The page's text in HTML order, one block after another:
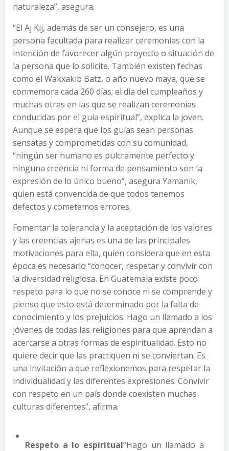
naturaleza”, asegura.
“El Aj Kij, además de ser un consejero, es una
persona facultada para realizar ceremonias con la
intención de favorecer algún proyecto o situación de
la persona que lo solicite. También existen fechas
como el Wakxakib Batz, o año nuevo maya, que se
conmemora cada 260 días; el día del cumpleaños y
muchas otras en las que se realizan ceremonias
conducidas por el guía espiritual”, explica la joven.
Aunque se espera que los guías sean personas
sensatas y comprometidas con su comunidad,
“ningún ser humano es pulcramente perfecto y
ninguna creencia ni forma de pensamiento son la
expresión de lo único bueno”, asegura Yamanik,
quien está convencida de que todos tenemos
defectos y cometemos errores.
Fomentar la tolerancia y la aceptación de los valores
y las creencias ajenas es una de las principales
motivaciones para ella, quien considera que en esta
época es necesario “conocer, respetar y convivir con
la diversidad religiosa. En Guatemala existe poco
respeto para lo que no se conoce ni se comprende y
pienso que esto está determinado por la falta de
conocimiento y los prejuicios. Hago un llamado a los
jóvenes de todas las religiones para que aprendan a
acercarse a otras formas de espiritualidad. Esto no
quiere decir que las practiquen ni se conviertan. Es
una invitación a que reflexionemos para respetar la
individualidad y las diferentes expresiones. Convivir
con respeto en un país donde coexisten muchas
culturas diferentes”, afirma.
Respeto a lo espiritual“Hago un llamado a